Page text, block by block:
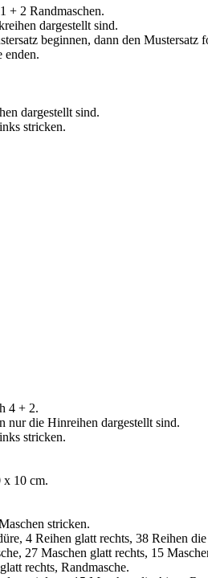
+ 2 Randmaschen.
dargestellt sind.
beginnen, dann den Mustersatz
enden.
dargestellt sind.
stricken.
4 + 2.
nur die Hinreihen dargestellt sind.
stricken.
x 10 cm.
stricken.
4 Reihen glatt rechts, 38 Reihen
27 Maschen glatt rechts, 15
rechts, Randmasche.